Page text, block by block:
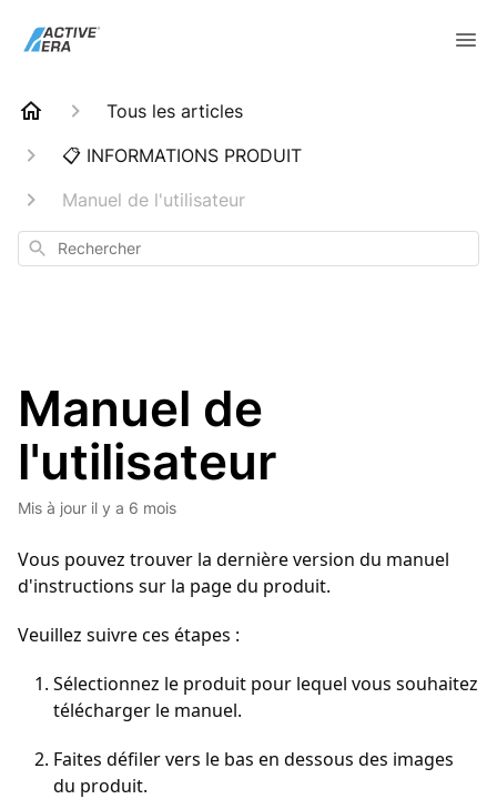
Tous les articles
📋 INFORMATIONS PRODUIT
Manuel de l'utilisateur
Rechercher
Manuel de
l'utilisateur
Mis à jour il y a 6 mois
Vous pouvez trouver la dernière version du manuel
d'instructions sur la page du produit.
Veuillez suivre ces étapes :
Sélectionnez le produit pour lequel vous souhaitez
télécharger le manuel.
Faites défiler vers le bas en dessous des images
du produit.